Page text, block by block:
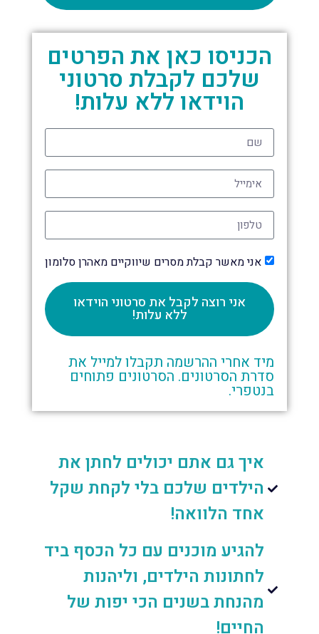
הכניסו כאן את הפרטים
שלכם לקבלת סרטוני
הוידאו ללא עלות!
אני מאשר קבלת מסרים שיווקיים מאהרן סלומון
אני רוצה לקבל את סרטוני הוידאו
ללא עלות!
מיד אחרי ההרשמה תקבלו למייל את
סדרת הסרטונים. הסרטונים פתוחים
בנטפרי.
איך גם אתם יכולים לחתן את
הילדים שלכם בלי לקחת שקל
אחד הלוואה!
להגיע מוכנים עם כל הכסף ביד
לחתונות הילדים, וליהנות
מהנחת בשנים הכי יפות של
החיים!